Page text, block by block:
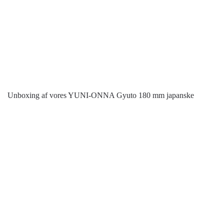
Unboxing af vores YUNI-ONNA Gyuto 180 mm japanske